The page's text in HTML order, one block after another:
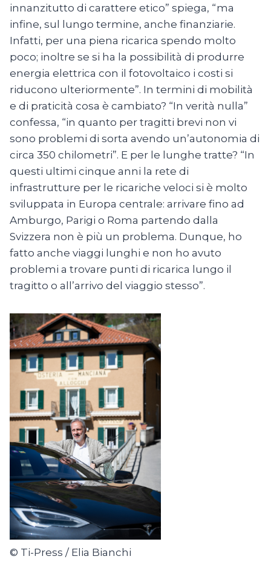
innanzitutto di carattere etico” spiega, “ma
infine, sul lungo termine, anche finanziarie.
Infatti, per una piena ricarica spendo molto
poco; inoltre se si ha la possibilità di produrre
energia elettrica con il fotovoltaico i costi si
riducono ulteriormente”. In termini di mobilità
e di praticità cosa è cambiato? “In verità nulla”
confessa, “in quanto per tragitti brevi non vi
sono problemi di sorta avendo un’autonomia di
circa 350 chilometri”. E per le lunghe tratte? “In
questi ultimi cinque anni la rete di
infrastrutture per le ricariche veloci si è molto
sviluppata in Europa centrale: arrivare fino ad
Amburgo, Parigi o Roma partendo dalla
Svizzera non è più un problema. Dunque, ho
fatto anche viaggi lunghi e non ho avuto
problemi a trovare punti di ricarica lungo il
tragitto o all’arrivo del viaggio stesso”.
© Ti-Press / Elia Bianchi